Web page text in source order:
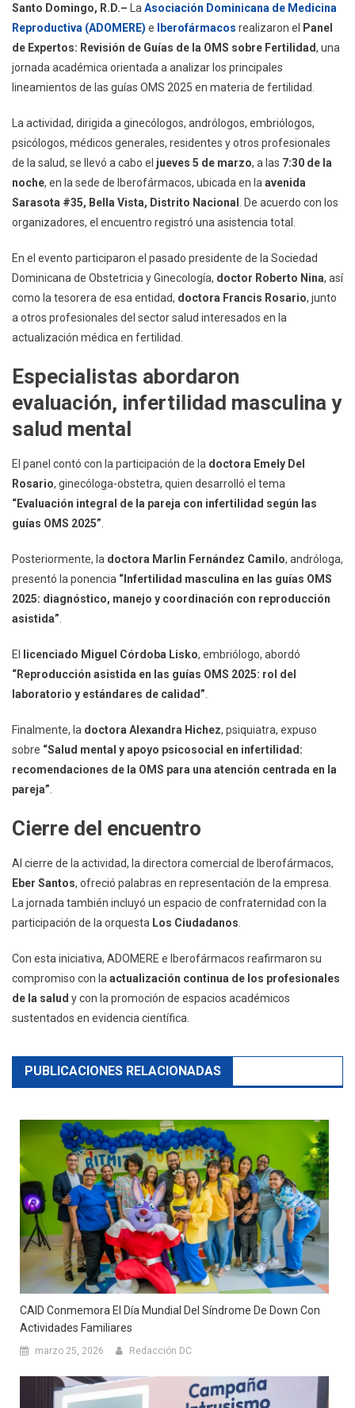
E
Iberofármacos
Realizan
Panel
Sobre
OMS
2025
De
Fertilidad
Santo Domingo, R.D.– La Asociación Dominicana de Medicina
Reproductiva (ADOMERE) e Iberofármacos realizaron el Panel
de Expertos: Revisión de Guías de la OMS sobre Fertilidad, una
jornada académica orientada a analizar los principales
lineamientos de las guías OMS 2025 en materia de fertilidad.
La actividad, dirigida a ginecólogos, andrólogos, embriólogos,
psicólogos, médicos generales, residentes y otros profesionales
de la salud, se llevó a cabo el jueves 5 de marzo, a las 7:30 de la
noche, en la sede de Iberofármacos, ubicada en la avenida
Sarasota #35, Bella Vista, Distrito Nacional . De acuerdo con los
organizadores, el encuentro registró una asistencia total.
En el evento participaron el pasado presidente de la Sociedad
Dominicana de Obstetricia y Ginecología, doctor Roberto Nina, así
como la tesorera de esa entidad, doctora Francis Rosario, junto
a otros profesionales del sector salud interesados en la
actualización médica en fertilidad.
Especialistas abordaron
evaluación, infertilidad masculina y
salud mental
El panel contó con la participación de la doctora Emely Del
Rosario, ginecóloga-obstetra, quien desarrolló el tema
“Evaluación integral de la pareja con infertilidad según las
guías OMS 2025”
Posteriormente, la doctora Marlin Fernández Camilo, andróloga,
presentó la ponencia “Infertilidad masculina en las guías OMS
2025: diagnóstico, manejo y coordinación con reproducción
asistida”
El licenciado Miguel Córdoba Lisko, embriólogo, abordó
“Reproducción asistida en las guías OMS 2025: rol del
laboratorio y estándares de calidad”
Finalmente, la doctora Alexandra Hichez, psiquiatra, expuso
sobre “Salud mental y apoyo psicosocial en infertilidad:
recomendaciones de la OMS para una atención centrada en la
pareja”
Cierre del encuentro
Al cierre de la actividad, la directora comercial de Iberofármacos,
Eber Santos, ofreció palabras en representación de la empresa.
La jornada también incluyó un espacio de confraternidad con la
participación de la orquesta Los Ciudadanos
Con esta iniciativa, ADOMERE e Iberofármacos reafirmaron su
compromiso con la actualización continua de los profesionales
de la salud y con la promoción de espacios académicos
sustentados en evidencia científica.
PUBLICACIONES RELACIONADAS
CAID Conmemora El Día Mundial Del Síndrome De Down Con
Actividades Familiares
marzo 25, 2026 Redacción DC